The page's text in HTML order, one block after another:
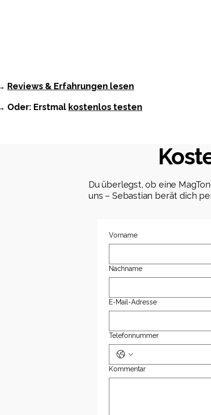
Reviews & Erfahrungen lesen
Oder: Erstmal kostenlos testen
Du überlegst, ob eine
uns – Sebastian berät dich
Vorname
Nachname
E-Mail-Adresse
Telefonnummer
Kommentar